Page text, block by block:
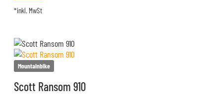
*inkl. MwSt
Mountainbike
Scott Ransom 910